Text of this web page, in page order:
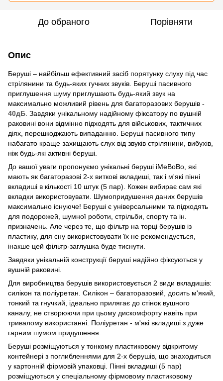
До обраного Порівняти
Опис
Беруші – найбільш ефективний засіб порятунку слуху під час
стрілянини та будь-яких гучних звуків. Беруші пасивного
приглушення шуму приглушають будь-який звук на
максимально можливий рівень для багаторазових берушів -
40дБ . Завдяки унікальному надійному фіксатору по вушній
раковині вони відмінно підходять для військових, тактичних
діях, перешкоджають випаданню. Беруші пасивного типу
набагато краще захищають слух від звуків стрілянини, вибухів,
ніж будь-які активні беруші.
До вашої уваги пропонуємо унікальні беруші iMeBoBo, які
мають як багаторазові 2-х виткові вкладиші, так і м'які пінні
вкладиші в кількості 10 штук (5 пар). Кожен вибирає сам які
вкладки використовувати. Шумопридушення даних берушів
максимально існуюче! Беруші є універсальними та підходять
для подорожей, шумної роботи, стрільби, спорту та ін.
призначень. Але через те, що фільтр на торці берушів із
пластику, для сну використовувати їх не рекомендується,
інакше цей фільтр-заглушка буде тиснути.
Завдяки унікальній конструкції беруші надійно фіксуються у
вушній раковині.
Для виробництва берушів використовується 2 види вкладишів:
силікон та поліуретан. Силікон – багаторазовий, досить м'який,
тонкий та гнучкий, ідеально прилягає до стінок вушного
каналу, не створюючи при цьому дискомфорту навіть при
тривалому використанні. Поліуретан - м'які вкладиші з дуже
гарним шумом придушення.
Беруші розміщуються у тонкому пластиковому відкритому
контейнері з поглибленнями для 2-х берушів, що знаходиться
у картонній фірмовій упаковці. Пінні вкладиші (5 пар)
розміщуються у спеціальному фірмовому пластиковому